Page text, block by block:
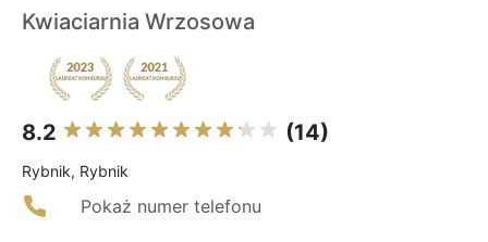
Kwiaciarnia Wrzosowa
8.2 (14)
Rybnik, Rybnik
Pokaż numer telefonu